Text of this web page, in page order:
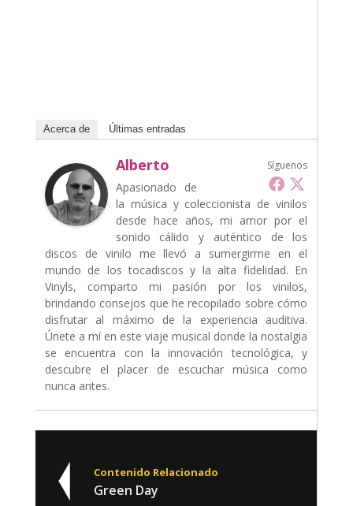
Acerca de Últimas entradas
Síguenos
Alberto
Apasionado de
la música y coleccionista de vinilos
desde hace años, mi amor por el
sonido cálido y auténtico de los
discos de vinilo me llevó a sumergirme en el
mundo de los tocadiscos y la alta fidelidad. En
Vinyls, comparto mi pasión por los vinilos,
brindando consejos que he recopilado sobre cómo
disfrutar al máximo de la experiencia auditiva.
Únete a mí en este viaje musical donde la nostalgia
se encuentra con la innovación tecnológica, y
descubre el placer de escuchar música como
nunca antes.
Contenido Relacionado
Green Day